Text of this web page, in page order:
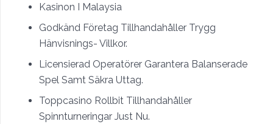
Kasinon I Malaysia
Godkänd Företag Tillhandahåller Trygg
Hänvisnings- Villkor.
Licensierad Operatörer Garantera Balanserade
Spel Samt Säkra Uttag.
Toppcasino Rollbit Tillhandahåller
Spinnturneringar Just Nu.